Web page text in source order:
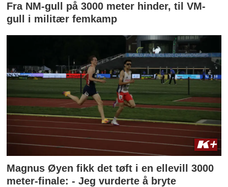
Fra NM-gull på 3000 meter hinder, til VM-
gull i militær femkamp
Magnus Øyen fikk det tøft i en ellevill 3000
meter-finale: - Jeg vurderte å bryte